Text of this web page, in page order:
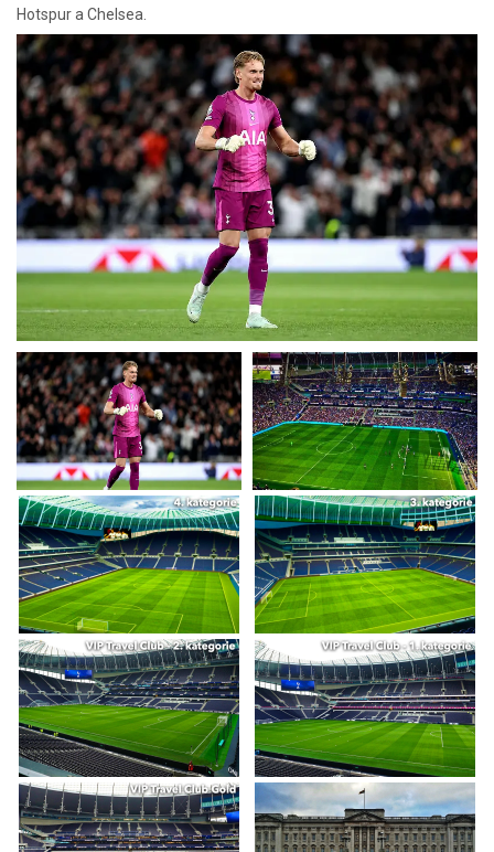
Hotspur a Chelsea.